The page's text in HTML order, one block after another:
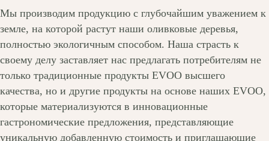
Мы производим продукцию с глубочайшим уважением к
земле, на которой растут наши оливковые деревья,
полностью экологичным способом. Наша страсть к
своему делу заставляет нас предлагать потребителям не
только традиционные продукты EVOO высшего
качества, но и другие продукты на основе наших EVOO,
которые материализуются в инновационные
гастрономические предложения, представляющие
уникальную добавленную стоимость и приглашающие